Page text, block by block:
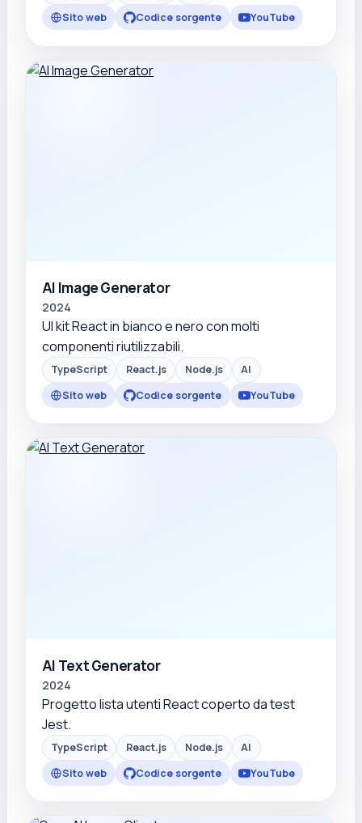
Sito web
Codice sorgente YouTube
AI Image Generator
2024
UI kit React in bianco e nero con molti
componenti riutilizzabili.
TypeScript React.js Node.js
AI
Sito web
Codice sorgente YouTube
AI Text Generator
2024
Progetto lista utenti React coperto da test
Jest.
TypeScript React.js Node.js
AI
Sito web
Codice sorgente YouTube